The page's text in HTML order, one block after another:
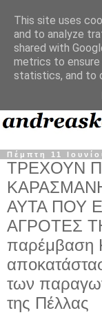
Πέμπτη 11
ΤΡΕΧΟΥΝ
ΑΥΤΑ ΠΟΥ
ΑΓΡΟΤΕΣ
παρέμβαση
των
της Πέλλας
This site uses
and to analyze
shared with
metrics to
statistics, and to